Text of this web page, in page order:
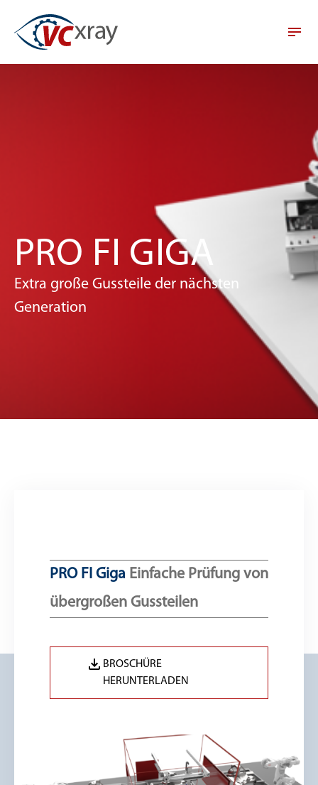
PRO FI GIGA
Extra große Gussteile der nächsten
Generation
PRO FI Giga Einfache Prüfung von
übergroßen Gussteilen
BROSCHÜRE
HERUNTERLADEN